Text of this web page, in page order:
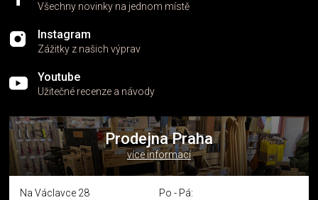
Všechny novinky na jednom místě
Instagram
Zážitky z našich výprav
Youtube
Užitečné recenze a návody
Prodejna Praha
více informací
Na Václavce 28
Po - Pá: